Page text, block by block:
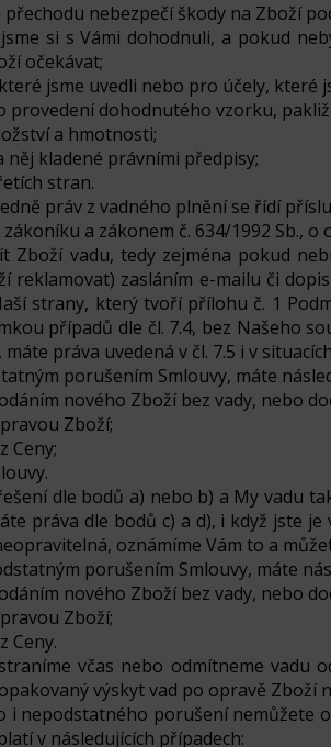
nebezpečí škody na Zboží
si s Vámi dohodnuli, a pokud
očekávat;
jsme uvedli nebo pro účely,
provedení dohodnutého vzorku,
a hmotnosti;
něj kladené právními předpisy;
stran.
práv z vadného plnění se řídí
a zákonem č. 634/1992 Sb.,
Zboží vadu, tedy zejména pokud
reklamovat) zasláním e-mailu či
strany, který tvoří přílohu č. 1
případů dle čl. 7.4, bez Našeho
práva uvedená v čl. 7.5 i v
porušením Smlouvy, máte
nového Zboží bez vady, nebo
Zboží;
Ceny;
dle bodů a) nebo b) a My vadu
práva dle bodů c) a d), i když jste
oznámíme Vám to a
porušením Smlouvy, máte
nového Zboží bez vady, nebo
Zboží;
Ceny.
včas nebo odmítneme
výskyt vad po opravě Zboží
i nepodstatného porušení nemůžete
v následujících případech: